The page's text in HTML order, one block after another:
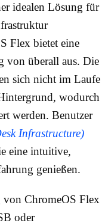
idealen Lösung für
Flex bietet eine
von überall aus. Die
sich nicht im Laufe
wodurch
werden. Benutzer
Infrastructure)
eine intuitive,
genießen.
ChromeOS Flex
oder